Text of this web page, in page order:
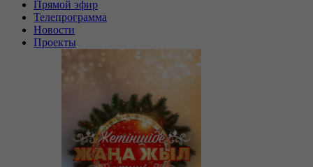
Прямой эфир
Телепрограмма
Новости
Проекты